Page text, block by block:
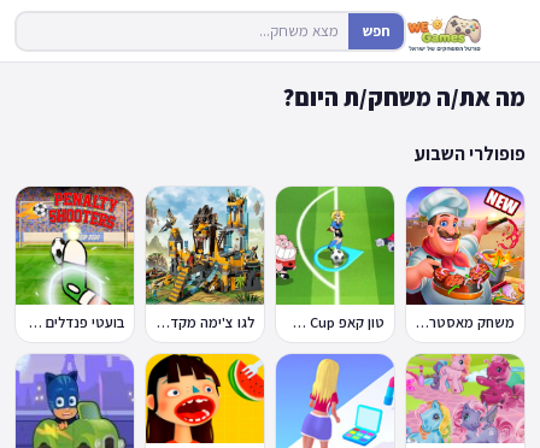
חפש
מה את/ה משחק/ת היום?
פופולרי השבוע
משחק מאסטר שף טון קאפ Toon Cup לגו צ'ימה מקדש האריות בועטי פנדלים Penalty Shooters